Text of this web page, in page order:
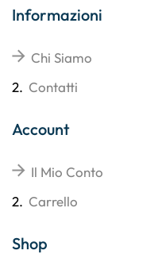
Informazioni
Chi Siamo
2. Contatti
Account
Il Mio Conto
2. Carrello
Shop